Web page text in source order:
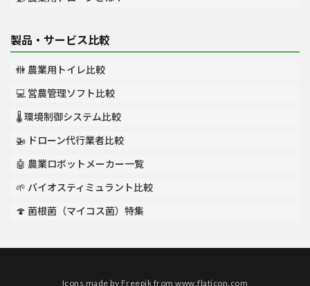
製品・サービス比較
🚻 農業用トイレ比較
💻 営農管理ソフト比較
🌡️ 環境制御システム比較
🚁 ドローン代行業者比較
🤖 農業ロボットメーカー一覧
🌱 バイオスティミュラント比較
🍄 菌根菌（マイコス菌）特集
Icons made by Freepik fromwww.flaticon.com